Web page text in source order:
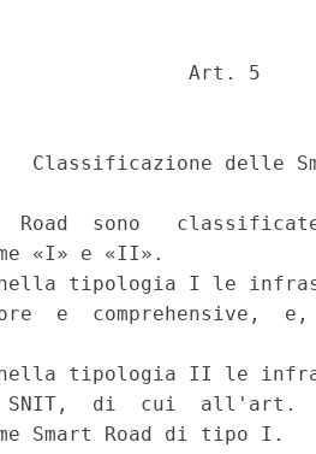
Art. 5
Classificazione delle
Road  sono
«I» e «II».
tipologia I le
e  comprehensive,
tipologia II le
di  cui  all'art.